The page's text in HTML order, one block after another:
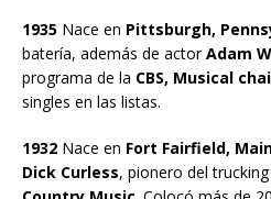
1935 Nace en Pittsburgh,
batería, además de actorAdam
programa de la CBS, Musical
singles en las listas.
1932 Nace en Fort Fairfield,
Dick Curless, pionero del